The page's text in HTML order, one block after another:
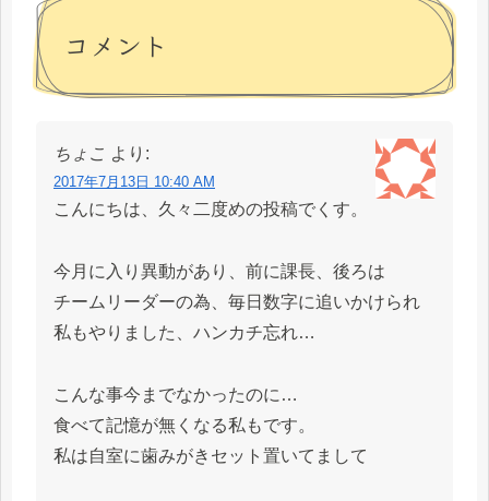
コメント
ちょこ より:
2017年7月13日 10:40 AM
こんにちは、久々二度めの投稿でくす。
今月に入り異動があり、前に課長、後ろは
チームリーダーの為、毎日数字に追いかけられ
私もやりました、ハンカチ忘れ…
こんな事今までなかったのに…
食べて記憶が無くなる私もです。
私は自室に歯みがきセット置いてまして